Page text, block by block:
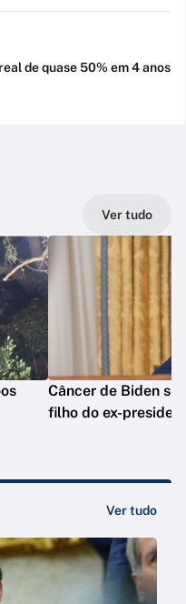
de quase 50% em 4 anos
Ver tudo
Câncer de Biden se
filho do ex-
Ver tudo